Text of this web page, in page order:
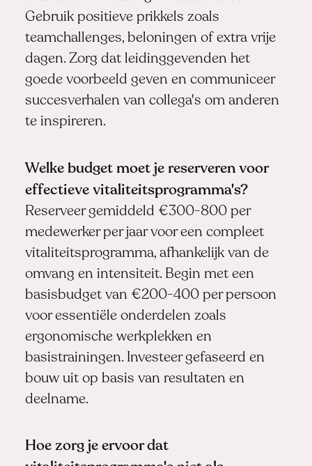
Gebruik positieve prikkels zoals
teamchallenges, beloningen of extra vrije
dagen. Zorg dat leidinggevenden het
goede voorbeeld geven en communiceer
succesverhalen van collega's om anderen
te inspireren.
Welke budget moet je reserveren voor
effectieve vitaliteitsprogramma's?
Reserveer gemiddeld €300-800 per
medewerker per jaar voor een compleet
vitaliteitsprogramma, afhankelijk van de
omvang en intensiteit. Begin met een
basisbudget van €200-400 per persoon
voor essentiële onderdelen zoals
ergonomische werkplekken en
basistrainingen. Investeer gefaseerd en
bouw uit op basis van resultaten en
deelname.
Hoe zorg je ervoor dat